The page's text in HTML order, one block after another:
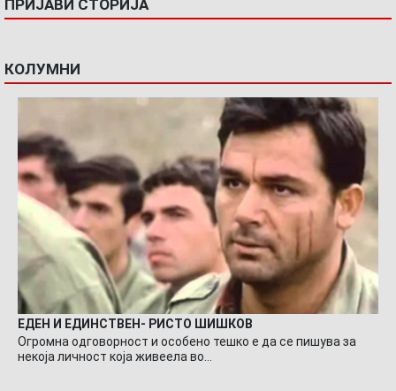
ПРИЈАВИ СТОРИЈА
КОЛУМНИ
ЕДЕН И ЕДИНСТВЕН- РИСТО ШИШКОВ
Огромна одговорност и особено тешко е да се пишува за
некоја личност која живеела во…